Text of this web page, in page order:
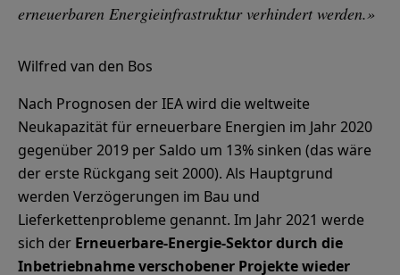
erneuerbaren Energieinfrastruktur verhindert werden.»
Wilfred van den Bos
Nach Prognosen der IEA wird die weltweite
Neukapazität für erneuerbare Energien im Jahr 2020
gegenüber 2019 per Saldo um 13% sinken (das wäre
der erste Rückgang seit 2000). Als Hauptgrund
werden Verzögerungen im Bau und
Lieferkettenprobleme genannt. Im Jahr 2021 werde
sich der Erneuerbare-Energie-Sektor durch die
Inbetriebnahme verschobener Projekte wieder